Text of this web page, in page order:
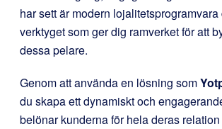
har sett är modern
verktyget som ger dig ramverket för att
dessa pelare.
Genom att använda en lösning som
du skapa ett dynamiskt och
belönar kunderna för hela deras